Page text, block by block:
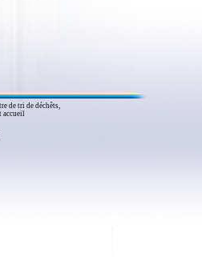
de tri de déchêts,
accueil